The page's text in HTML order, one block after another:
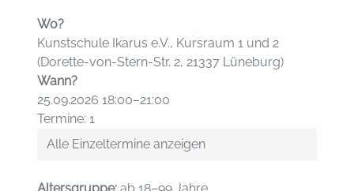
Wo?
Kunstschule Ikarus e.V., Kursraum 1 und 2
(Dorette-von-Stern-Str. 2, 21337 Lüneburg)
Wann?
25.09.2026 18:00–21:00
Termine: 1
Alle Einzeltermine anzeigen